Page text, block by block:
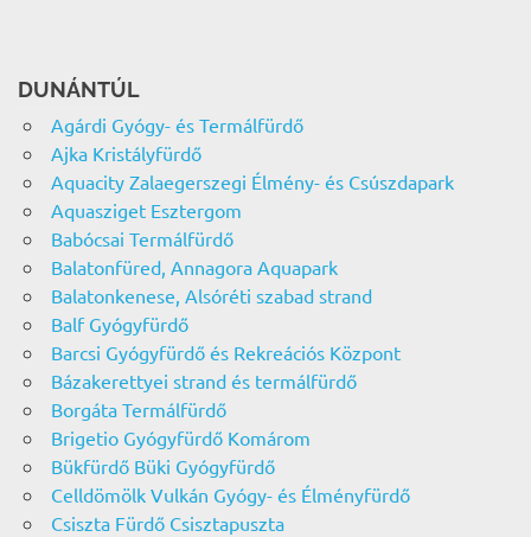
DUNÁNTÚL
Agárdi Gyógy- és Termálfürdő
Ajka Kristályfürdő
Aquacity Zalaegerszegi Élmény- és Csúszdapark
Aquasziget Esztergom
Babócsai Termálfürdő
Balatonfüred, Annagora Aquapark
Balatonkenese, Alsóréti szabad strand
Balf Gyógyfürdő
Barcsi Gyógyfürdő és Rekreációs Központ
Bázakerettyei strand és termálfürdő
Borgáta Termálfürdő
Brigetio Gyógyfürdő Komárom
Bükfürdő Büki Gyógyfürdő
Celldömölk Vulkán Gyógy- és Élményfürdő
Csiszta Fürdő Csisztapuszta